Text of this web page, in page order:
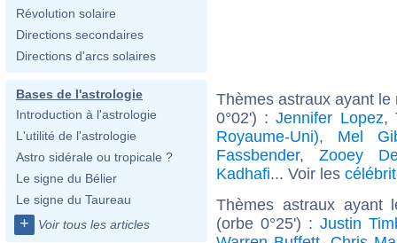
Révolution solaire
Directions secondaires
Directions d'arcs solaires
Bases de l'astrologie
Introduction à l'astrologie
L'utilité de l'astrologie
Astro sidérale ou tropicale ?
Le signe du Bélier
Le signe du Taureau
+ Voir tous les articles
Thèmes astraux ayant
0°02') :Jennifer Lopez,
Royaume-Uni), Mel
Fassbender, Zooey
Kadhafi... Voir les
Thèmes astraux ayant
(orbe 0°25') : Justin